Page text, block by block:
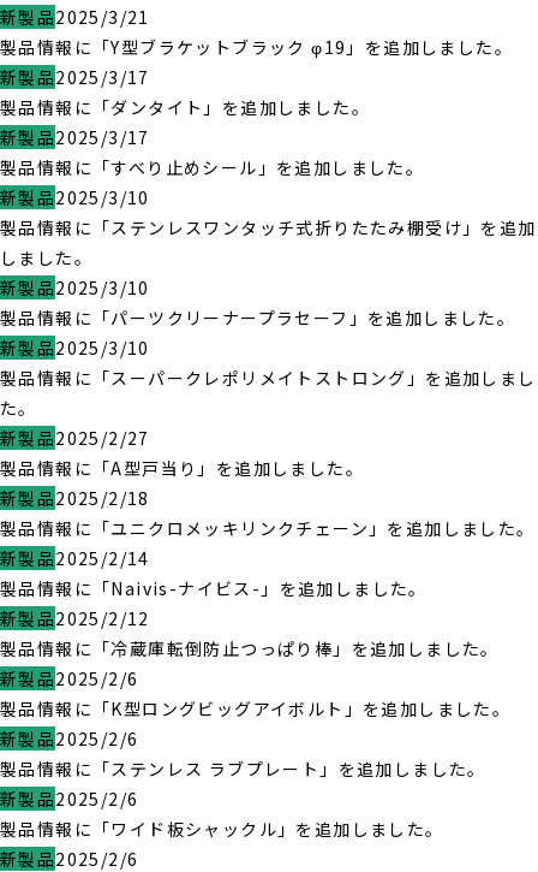
新製品2025/3/21
製品情報に「Y型ブラケットブラック φ19」を追加しました。
新製品2025/3/17
製品情報に「ダンタイト」を追加しました。
新製品2025/3/17
製品情報に「すべり止めシール」を追加しました。
新製品2025/3/10
製品情報に「ステンレスワンタッチ式折りたたみ棚受け」を追加
しました。
新製品2025/3/10
製品情報に「パーツクリーナープラセーフ」を追加しました。
新製品2025/3/10
製品情報に「スーパークレポリメイトストロング」を追加しまし
た。
新製品2025/2/27
製品情報に「A型戸当り」を追加しました。
新製品2025/2/18
製品情報に「ユニクロメッキリンクチェーン」を追加しました。
新製品2025/2/14
製品情報に「Naivis-ナイビス-」を追加しました。
新製品2025/2/12
製品情報に「冷蔵庫転倒防止つっぱり棒」を追加しました。
新製品2025/2/6
製品情報に「K型ロングビッグアイボルト」を追加しました。
新製品2025/2/6
製品情報に「ステンレス ラブプレート」を追加しました。
新製品2025/2/6
製品情報に「ワイド板シャックル」を追加しました。
新製品2025/2/6